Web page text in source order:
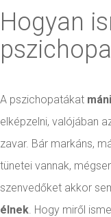
Hogyan
A pszichopatákat
elképzelni, valójában
zavar. Bár markáns,
tünetei vannak,
szenvedőket akkor
élnek. Hogy miről